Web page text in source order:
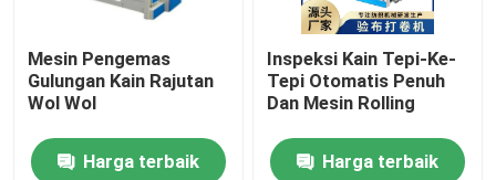
Mesin Pengemas
Gulungan Kain Rajutan
Wol Wol
Harga terbaik
Inspeksi Kain Tepi-Ke-
Tepi Otomatis Penuh
Dan Mesin Rolling
Harga terbaik